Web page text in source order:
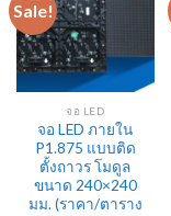
Sale!
จอ LED
จอ LED ภายใน
P1.875 แบบติด
ตั้งถาวร โมดูล
ขนาด 240×240
มม. (ราคา/ตาราง